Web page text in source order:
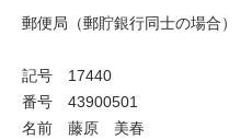
郵便局（郵貯銀行同士の場合）
記号 17440
番号 43900501
名前 藤原 美春